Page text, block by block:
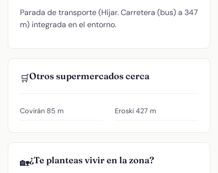
Parada de transporte (Híjar. Carretera (bus) a 347
m) integrada en el entorno.
🛒Otros supermercados cerca
Covirán 85 m Eroski 427 m
🏡¿Te planteas vivir en la zona?